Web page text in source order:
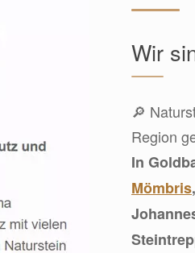
Wir
🔎
Region
In
Mömbris,